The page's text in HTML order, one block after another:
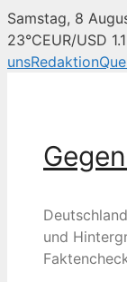
Samstag, 8
23°CEUR/USD
unsRedaktion
und